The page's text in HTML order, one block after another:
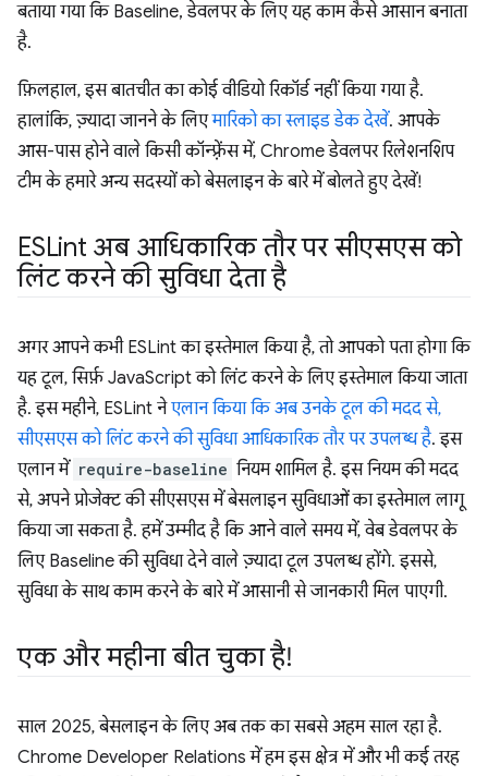
बताया गया कि Baseline, डेवलपर के लिए यह काम कैसे आसान बनाता
है.
फ़िलहाल, इस बातचीत का कोई वीडियो रिकॉर्ड नहीं किया गया है.
हालांकि, ज़्यादा जानने के लिएमारिको का स्लाइड डेक देखें. आपके
आस-पास होने वाले किसी कॉन्फ़्रेंस में, Chrome डेवलपर रिलेशनशिप
टीम के हमारे अन्य सदस्यों को बेसलाइन के बारे में बोलते हुए देखें!
ESLint अब आधिकारिक तौर पर सीएसएस को
लिंट करने की सुविधा देता है
अगर आपने कभी ESLint का इस्तेमाल किया है, तो आपको पता होगा कि
यह टूल, सिर्फ़ JavaScript को लिंट करने के लिए इस्तेमाल किया जाता
है. इस महीने, ESLint नेएलान किया कि अब उनके टूल की मदद से,
सीएसएस को लिंट करने की सुविधा आधिकारिक तौर पर उपलब्ध है. इस
एलान में require-baseline नियम शामिल है. इस नियम की मदद
से, अपने प्रोजेक्ट की सीएसएस में बेसलाइन सुविधाओं का इस्तेमाल लागू
किया जा सकता है. हमें उम्मीद है कि आने वाले समय में, वेब डेवलपर के
लिए Baseline की सुविधा देने वाले ज़्यादा टूल उपलब्ध होंगे. इससे,
सुविधा के साथ काम करने के बारे में आसानी से जानकारी मिल पाएगी.
एक और महीना बीत चुका है!
साल 2025, बेसलाइन के लिए अब तक का सबसे अहम साल रहा है.
Chrome Developer Relations में हम इस क्षेत्र में और भी कई तरह